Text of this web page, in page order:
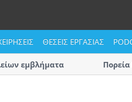
ΘΕΣΕΙΣ ΕΡΓΑΣΙΑΣ
εμβλήματα
Πορεία
Αύριο η